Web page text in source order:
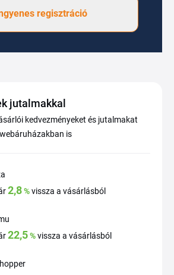
regisztráció
jutalmakkal
kedvezményeket és jutalmakat
is
2,8%vissza a vásárlásból
22,5%vissza a vásárlásból